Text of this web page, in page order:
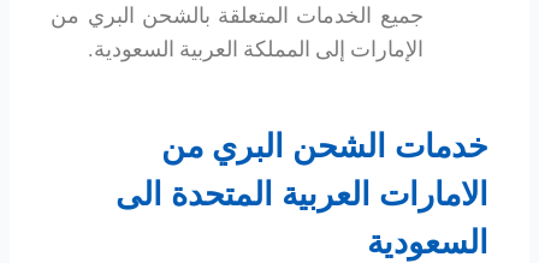
جميع الخدمات المتعلقة بالشحن البري من
الإمارات إلى المملكة العربية السعودية.
خدمات الشحن البري من
الامارات العربية المتحدة الى
السعودية